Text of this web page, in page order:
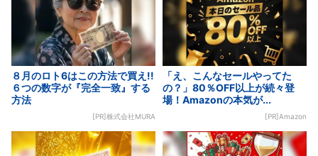
８月のロト6はこの方法で買え!!
６つの数字が『完全一致』する
方法
[PR]株式会社MURA
「え、こんなセールやってた
の？」80％OFF以上が続々登
場！Amazonの本気が...
[PR]Amazon